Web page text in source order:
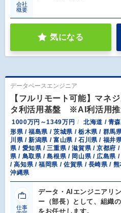
会社
概要
気になる
データベースエンジニア
【フルリモート可能】マネ
タ利活用基盤 ※AI利活用推
1000万円～1349万円
北海道 / 青
形県 / 福島県 / 茨城県 / 栃木県 / 群馬
川県 / 新潟県 / 富山県 / 石川県 / 福井
県 / 愛知県 / 三重県 / 滋賀県 / 京都府
県 / 鳥取県 / 島根県 / 岡山県 / 広島県
/ 高知県 / 福岡県 / 佐賀県 / 長崎県 /
沖縄県
仕事
データ・AIエンジニアリ
ー（部長）として、組織
をお任せします。